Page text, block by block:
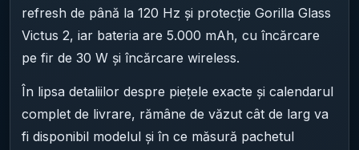
refresh de până la 120 Hz și protecție Gorilla Glass
Victus 2, iar bateria are 5.000 mAh, cu încărcare
pe fir de 30 W și încărcare wireless.
În lipsa detaliilor despre piețele exacte și calendarul
complet de livrare, rămâne de văzut cât de larg va
fi disponibil modelul și în ce măsură pachetul